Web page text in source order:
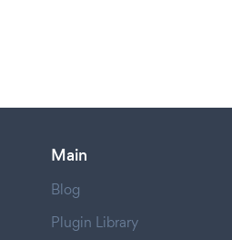
Main
Blog
Plugin Library